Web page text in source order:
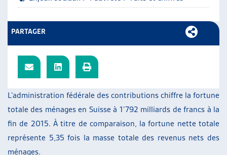
JOURNÉES D’AUTOMNE
L’administration fédérale des contributions chiffre la fortune
totale des ménages en Suisse à 1’792 milliards de francs à la
fin de 2015. À titre de comparaison, la fortune nette totale
représente 5,35 fois la masse totale des revenus nets des
ménages.
PARTAGER